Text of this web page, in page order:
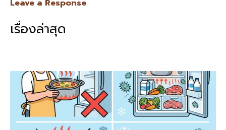
k
Leave a Response
เรื่องล่าสุด